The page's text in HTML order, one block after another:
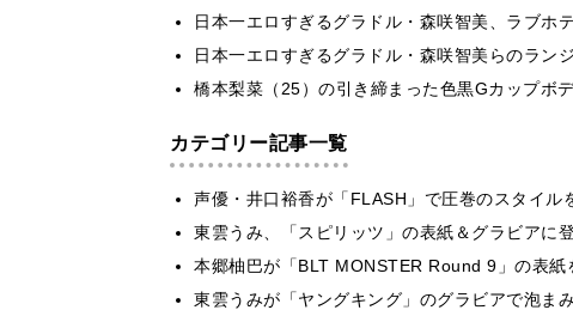
日本一エロすぎるグラドル・森咲智美、ラブホ
日本一エロすぎるグラドル・森咲智美らのラン
橋本梨菜（25）の引き締まった色黒Gカップボ
カテゴリー記事一覧
声優・井口裕香が「FLASH」で圧巻のスタイル
東雲うみ、「スピリッツ」の表紙＆グラビアに
本郷柚巴が「BLT MONSTER Round 9」の表紙
東雲うみが「ヤングキング」のグラビアで泡ま